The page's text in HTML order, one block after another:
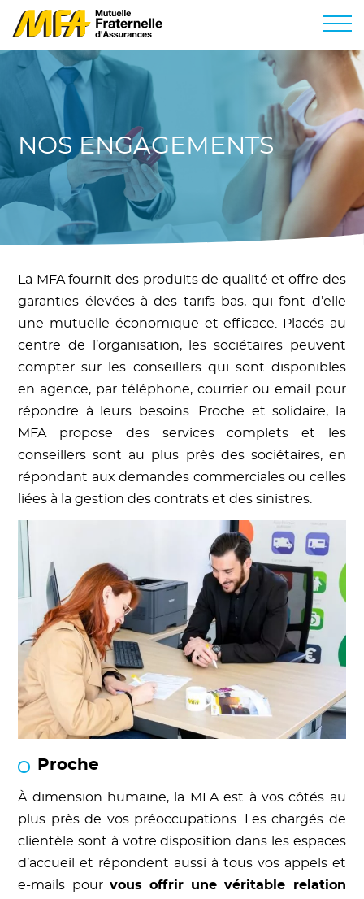
NOS ENGAGEMENTS
La MFA fournit des produits de qualité et offre des
garanties élevées à des tarifs bas, qui font d’elle
une mutuelle économique et efficace. Placés au
centre de l’organisation, les sociétaires peuvent
compter sur les conseillers qui sont disponibles
en agence, par téléphone, courrier ou email pour
répondre à leurs besoins. Proche et solidaire, la
MFA propose des services complets et les
conseillers sont au plus près des sociétaires, en
répondant aux demandes commerciales ou celles
liées à la gestion des contrats et des sinistres.
Proche
À dimension humaine, la MFA est à vos côtés au
plus près de vos préoccupations. Les chargés de
clientèle sont à votre disposition dans les espaces
d’accueil et répondent aussi à tous vos appels et
e-mails pour vous offrir une véritable relation